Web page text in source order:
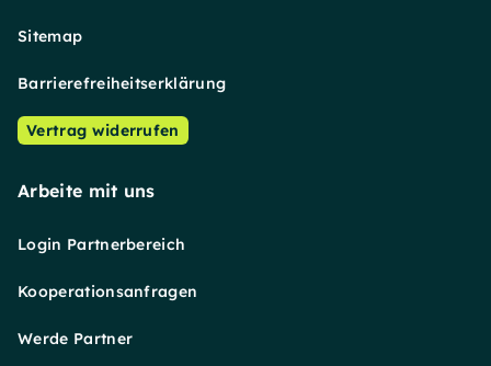
Sitemap
Barrierefreiheitserklärung
Vertrag widerrufen
Arbeite mit uns
Login Partnerbereich
Kooperationsanfragen
Werde Partner